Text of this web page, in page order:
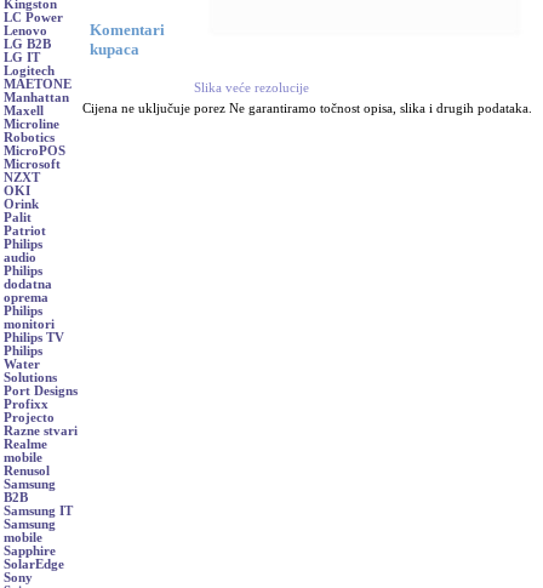
Kingston
LC Power
Lenovo
LG B2B
LG IT
Logitech
MAETONE
Manhattan
Maxell
Microline
Robotics
MicroPOS
Microsoft
NZXT
OKI
Orink
Palit
Patriot
Philips
audio
Philips
dodatna
oprema
Philips
monitori
Philips TV
Philips
Water
Solutions
Port Designs
Profixx
Projecto
Razne stvari
Realme
mobile
Renusol
Samsung
B2B
Samsung IT
Samsung
mobile
Sapphire
SolarEdge
Sony
Komentari
kupaca
Slika veće rezolucije
Cijena ne uključuje porez Ne garantiramo točnost opisa, slika i drugih podataka.